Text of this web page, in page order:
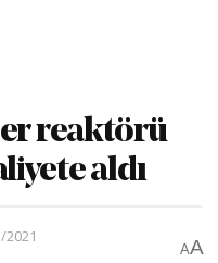
reaktörü
aldı
2021
AA